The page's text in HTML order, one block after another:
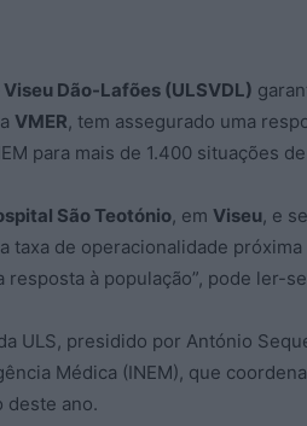
Dão-Lafões (ULSVDL)
VMER, tem assegurado uma
para mais de 1.400 situações
São Teotónio, em Viseu, e
taxa de operacionalidade
à população”, pode ler-
ULS, presidido por António
Médica (INEM), que
deste ano.